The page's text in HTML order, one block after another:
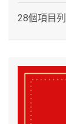
28個項目